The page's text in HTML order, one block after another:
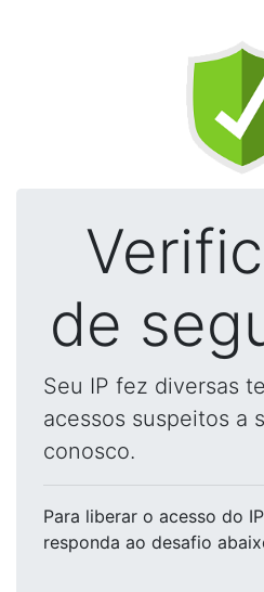
de
Seu IP fez diversas
acessos suspeitos a
conosco.
Para liberar o acesso do IP
responda ao desafio